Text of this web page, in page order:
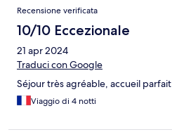
Recensione verificata
10/10 Eccezionale
21 apr 2024
Traduci con Google
Séjour très agréable, accueil parfait
Viaggio di 4 notti